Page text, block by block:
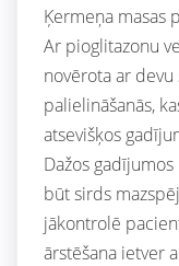
Ķermeņa masas
Ar pioglitazonu
novērota ar
palielināšanās,
atsevišķos
Dažos
būt sirds
jākontrolē
ārstēšana ietver